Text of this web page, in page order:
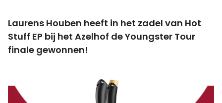
Laurens Houben heeft in het zadel van Hot
Stuff EP bij het Azelhof de Youngster Tour
finale gewonnen!